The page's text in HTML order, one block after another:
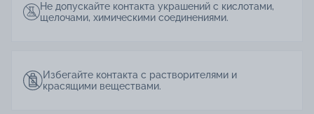
Не допускайте контакта украшений с кислотами,
щелочами, химическими соединениями.
Избегайте контакта с растворителями и
красящими веществами.